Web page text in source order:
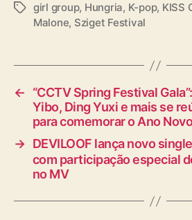
T
girl group, Hungria, K-pop, KISS
Malone, Sziget Festival
←
“CCTV Spring Festival
Yibo, Ding Yuxi e mais se
para comemorar o Ano
→ DEVILOOF lança novo
com participação especial
no MV